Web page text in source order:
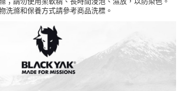
；請勿使用柔軟精、長時間浸泡、濕放，以防染色。
洗滌和保養方式請參考商品洗標。